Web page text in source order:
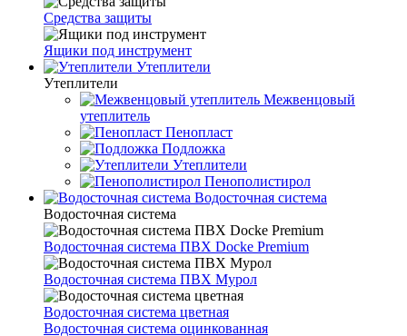
Средства защиты
Ящики под инструмент
Утеплители
Утеплители
Межвенцовый
утеплитель
Пенопласт
Подложка
Утеплители
Пенополистирол
Водосточная система
Водосточная система
Водосточная система ПВХ Docke Premium
Водосточная система ПВХ Мурол
Водосточная система цветная
Водосточная система оцинкованная